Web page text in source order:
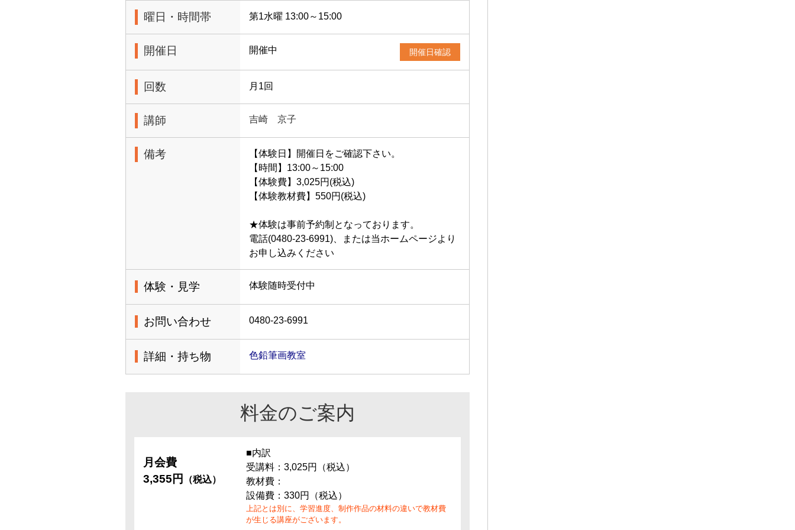
曜日・時間帯 第1水曜 13:00～15:00
開催日 開催中 開催日確認
回数 月1回
講師 吉崎 京子
備考
【体験日】開催日をご確認下さい。
【時間】13:00～15:00
【体験費】3,025円(税込)
【体験教材費】550円(税込)
★体験は事前予約制となっております。
電話(0480-23-6991)、または当ホームページより
お申し込みください
体験・見学 体験随時受付中
お問い合わせ 0480-23-6991
詳細・持ち物 色鉛筆画教室
料金のご案内
月会費
3,355円
（税込）
■内訳
受講料：3,025円（税込）
教材費：
設備費：330円（税込）
上記とは別に、学習進度、制作作品の材料の違いで教材費
が生じる講座がございます。